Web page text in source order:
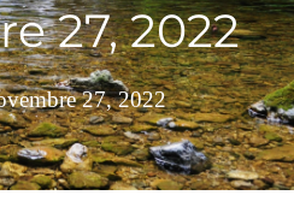
27, 2022
27, 2022